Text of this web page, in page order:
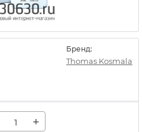
Бренд:
Thomas Kosmala
+